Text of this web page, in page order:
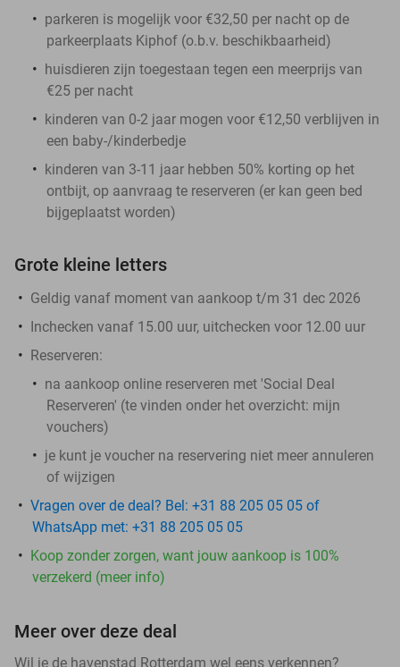
parkeren is mogelijk voor €32,50 per nacht op de
parkeerplaats Kiphof (o.b.v. beschikbaarheid)
huisdieren zijn toegestaan tegen een meerprijs van
€25 per nacht
kinderen van 0-2 jaar mogen voor €12,50 verblijven in
een baby-/kinderbedje
kinderen van 3-11 jaar hebben 50% korting op het
ontbijt, op aanvraag te reserveren (er kan geen bed
bijgeplaatst worden)
Grote kleine letters
Geldig vanaf moment van aankoop t/m 31 dec 2026
Inchecken vanaf 15.00 uur, uitchecken voor 12.00 uur
Reserveren:
na aankoop online reserveren met 'Social Deal
Reserveren' (te vinden onder het overzicht: mijn
vouchers)
je kunt je voucher na reservering niet meer annuleren
of wijzigen
Vragen over de deal? Bel: +31 88 205 05 05 of
WhatsApp met: +31 88 205 05 05
Koop zonder zorgen, want jouw aankoop is 100%
verzekerd (meer info)
Meer over deze deal
Wil je de havenstad Rotterdam wel eens verkennen?